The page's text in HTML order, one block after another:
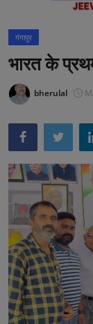
शाहपुरा
सरवाड़
राजस्थान
भीलवाड़ा
गंगापुर
भारत के
bherulal